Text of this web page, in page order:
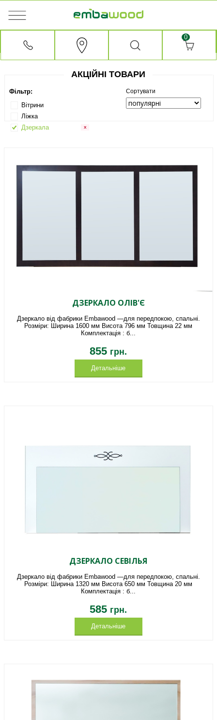
0
АКЦІЙНІ ТОВАРИ
Фільтр:
Вітрини
Ліжка
Дзеркала
х
Сортувати
ДЗЕРКАЛО ОЛІВ'Є
Дзеркало від фабрики Embawood —для передпокою, спальні.
Розміри: Ширина 1600 мм Висота 796 мм Товщина 22 мм
Комплектація : б...
855 грн.
Детальніше
ДЗЕРКАЛО СЕВІЛЬЯ
Дзеркало від фабрики Embawood —для передпокою, спальні.
Розміри: Ширина 1320 мм Висота 650 мм Товщина 20 мм
Комплектація : б...
585 грн.
Детальніше